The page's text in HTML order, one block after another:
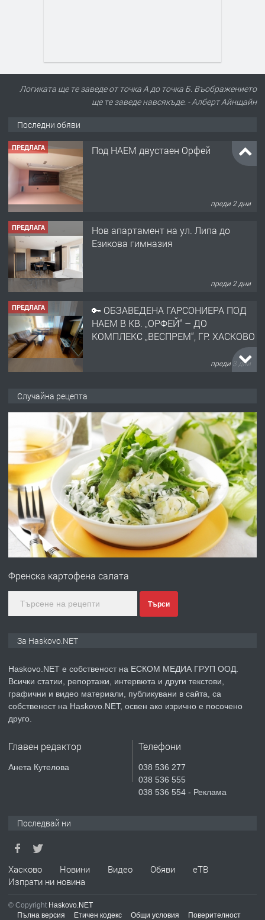
Логиката ще те заведе от точка А до точка Б. Въображението
ще те заведе навсякъде. - Алберт Айнщайн
Последни обяви
ПРЕДЛАГА Под НАЕМ двустаен Орфей
преди 2 дни
ПРЕДЛАГА
Нов апартамент на ул. Липа до
Езикова гимназия
преди 2 дни
ПРЕДЛАГА
🔑 ОБЗАВЕДЕНА ГАРСОНИЕРА ПОД
НАЕМ В КВ. „ОРФЕЙ“ – ДО
КОМПЛЕКС „ВЕСПРЕМ“, ГР. ХАСКОВО
преди 3 дни
АПАРТАМЕНТ В ЦЕНТЪРА НА ГР.
ХАСКОВО
преди 4 дни
ПРЕДЛАГА Давам гараж под наем
преди 4 дни
ПРЕДЛАГА
№4120 Магазин/Офис под наем в кв.
градската градина!
преди 5 дни
ПРЕДЛАГА
Продавам парцел в гр. Хасково кв.
СГЛОБЯВАНЕ НА МЕБЕЛИ.
ПРЕДЛАГА
№4119 Едностаен обзаведен
Случайна рецепта
Френска картофена салата
Търси
За Haskovo.NET
Haskovo.NET е собственост на ЕСКОМ МЕДИА ГРУП ООД.
Всички статии, репортажи, интервюта и други текстови,
графични и видео материали, публикувани в сайта, са
собственост на Haskovo.NET, освен ако изрично е посочено
друго.
Главен редактор
Анета Кутелова
Телефони
038 536 277
038 536 555
038 536 554 - Реклама
Последвай ни
Хасково Новини Видео Обяви
еТВ
Изпрати ни новина
© Copyright Haskovo.NET
Пълна версия
Етичен кодекс Общи условия Поверителност